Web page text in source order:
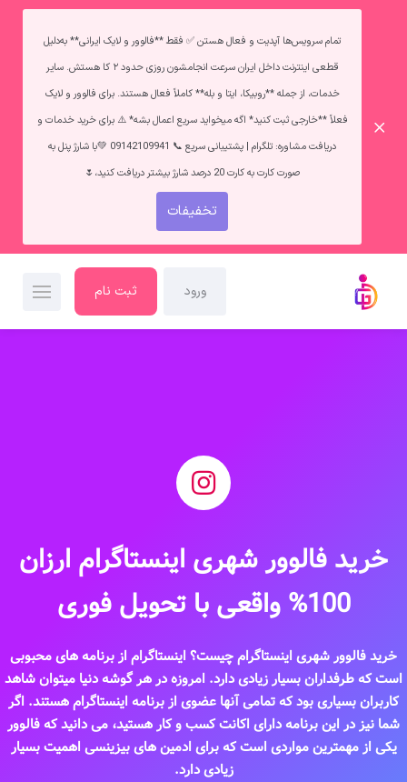
تمام سرویس‌ها آپدیت و فعال هستن ✅ فقط **فالوور و لایک ایرانی** به‌دلیل
قطعی اینترنت داخل ایران سرعت انجامشون روزی حدود ۲ کا هستش. سایر
خدمات، از جمله **روبیکا، ایتا و بله** کاملاً فعال هستند. برای فالوور و لایک
فعلاً **خارجی ثبت کنید* اگه میخواید سریع اعمال بشه* ⚠️ برای خرید خدمات و
دریافت مشاوره: تلگرام | پشتیبانی سریع 📞 09142109941 💚با شارژ پنل به
صورت کارت به کارت 20 درصد شارژ بیشتر دریافت کنید،🌷
تخفیفات
ورود ثبت نام
خرید فالوور شهری اینستاگرام ارزان
100% واقعی با تحویل فوری
خرید فالوور شهری اینستاگرام چیست؟ اینستاگرام از برنامه ‌های محبوبی
است که طرفداران بسیار زیادی دارد. امروزه در هر گوشه دنیا میتوان شاهد
کاربران بسیاری بود که تمامی آنها عضوی از برنامه اینستاگرام هستند. اگر
شما نیز در این برنامه دارای اکانت کسب و کار هستید، می دانید که فالوور
یکی از مهمترین مواردی است که برای ادمین های بیزینسی اهمیت بسیار
زیادی دارد.